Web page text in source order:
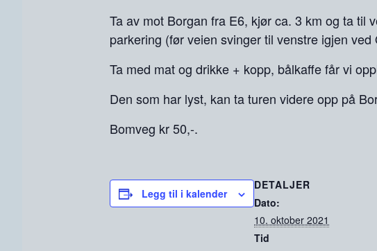
Ta av mot Borgan fra E6, kjør ca. 3 km og ta til
parkering (før veien svinger til venstre igjen ved
Ta med mat og drikke + kopp, bålkaffe får vi
Den som har lyst, kan ta turen videre opp på
Bomveg kr 50,-.
Legg til i kalender
DETALJER
Dato:
10. oktober 2021
Tid